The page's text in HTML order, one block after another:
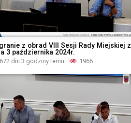
z obrad VIII Sesji Rady Miejskiej z
3 października 2024r.
672 dni 3 godziny temu 1966